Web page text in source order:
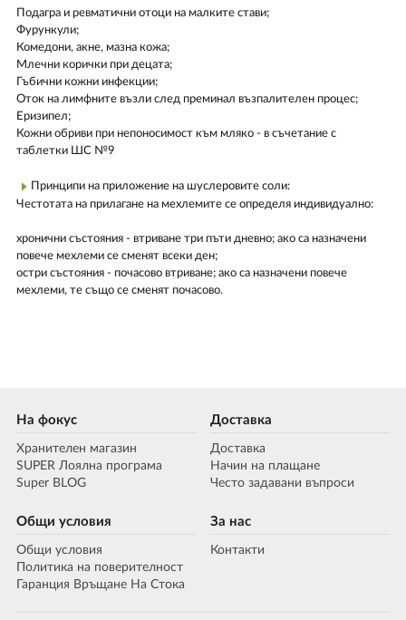
Подагра и ревматични отоци на малките стави;
Фурункули;
Комедони, акне, мазна кожа;
Млечни корички при децата;
Гъбични кожни инфекции;
Оток на лимфните възли след преминал възпалителен процес;
Еризипел;
Кожни обриви при непоносимост към мляко - в съчетание с
таблетки ШС №9
Принципи на приложение на шуслеровите соли:
Честотата на прилагане на мехлемите се определя индивидуално:
хронични състояния - втриване три пъти дневно; ако са назначени
повече мехлеми се сменят всеки ден;
остри състояния - почасово втриване; ако са назначени повече
мехлеми, те също се сменят почасово.
На фокус
Хранителен магазин
SUPER Лоялна програма
Super BLOG
Доставка
Доставка
Начин на плащане
Често задавани въпроси
Общи условия
Общи условия
Политика на поверителност
Гаранция Връщане На Стока
За нас
Контакти